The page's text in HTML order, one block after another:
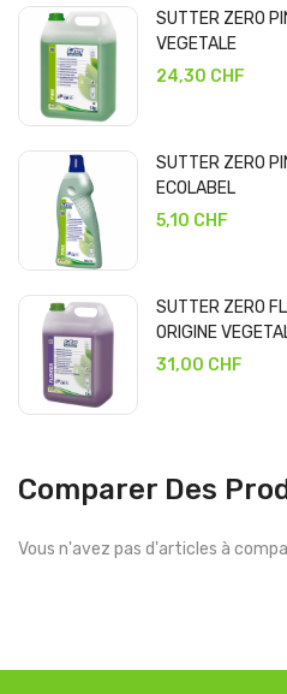
SUTTER ZERO
VEGETALE
24,30 CHF
SUTTER ZERO
ECOLABEL
5,10 CHF
SUTTER ZERO
ORIGINE
31,00 CHF
Comparer Des
Vous n'avez pas d'articles à